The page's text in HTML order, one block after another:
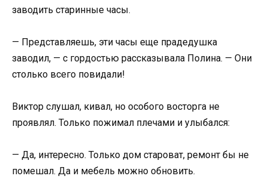
заводить старинные часы.
— Представляешь, эти часы еще прадедушка
заводил, — с гордостью рассказывала Полина. — Они
столько всего повидали!
Виктор слушал, кивал, но особого восторга не
проявлял. Только пожимал плечами и улыбался:
— Да, интересно. Только дом староват, ремонт бы не
помешал. Да и мебель можно обновить.